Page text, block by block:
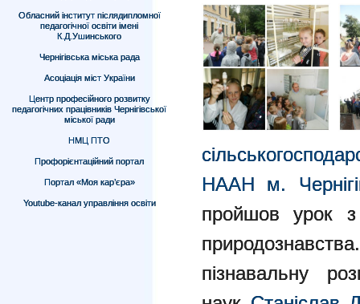
Обласний інститут післядипломної
педагогічної освіти імені
К.Д.Ушинського
Чернігівська міська рада
Асоціація міст України
Центр професійного розвитку
педагогічних працівників Чернігівської
міської ради
НМЦ ПТО
Профорієнтаційний портал
Портал «Моя кар’єра»
Youtube-канал управління освіти
НААН м.
пройшов урок з
пізнавальну